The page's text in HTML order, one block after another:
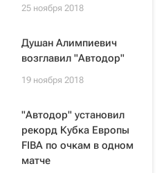
25 ноября 2018
Душан Алимпиевич
возглавил "Автодор"
19 ноября 2018
"Автодор" установил
рекорд Кубка Европы
FIBA по очкам в одном
матче